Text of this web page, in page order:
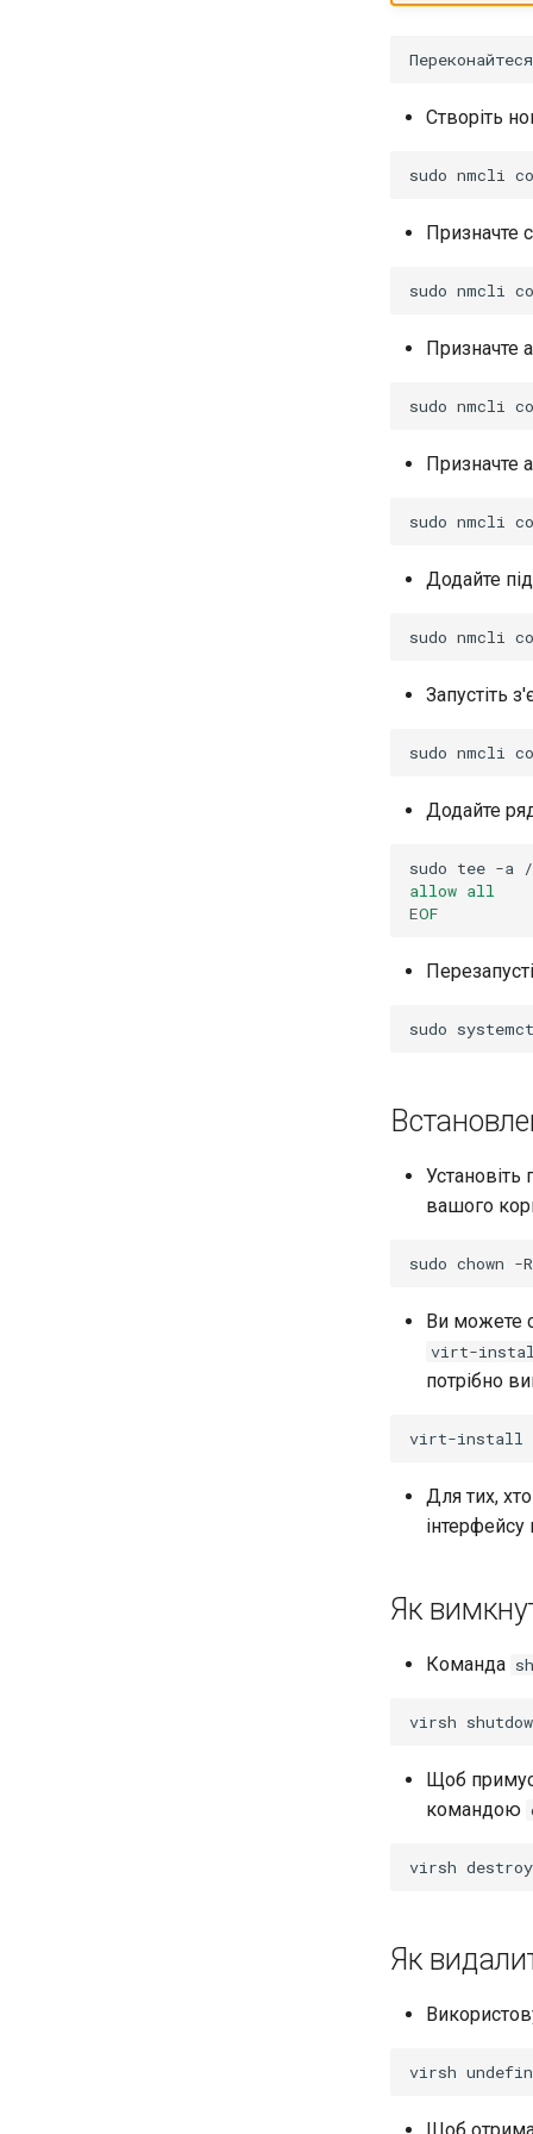
Створіть
sudo nmcli
Призначте
sudo nmcli
Призначте
sudo nmcli
Призначте
sudo nmcli
Додайте
sudo nmcli
Запустіть
sudo nmcli
Додайте
sudo tee -a
allow all
EOF
sudo
Установіть
вашого
sudo chown -R
Ви можете
virt-
потрібно
virt-install
Для тих,
інтерфейсу
Як
Команда
virsh
Щоб
командою
virsh destroy
Як
virsh